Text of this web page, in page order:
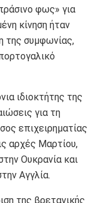
φως» για
κίνηση ήταν
της συμφωνίας,
ιδιοκτήτης της
για τη
επιχειρηματίας
αρχές Μαρτίου,
Ουκρανία και
Αγγλία.
της βρετανικής